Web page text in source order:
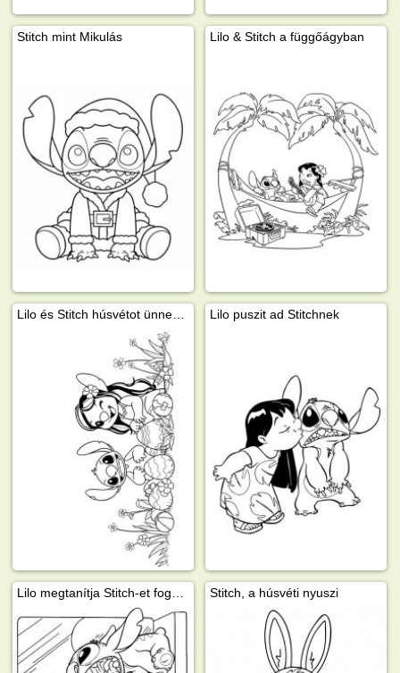
Stitch mint Mikulás Lilo & Stitch a függőágyban
Lilo és Stitch húsvétot ünnepelnek Lilo puszit ad Stitchnek
Stitch, a húsvéti nyuszi